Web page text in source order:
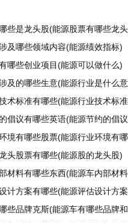
些是龙头股(能源股票有哪些龙
及哪些领域内容(能源绩效指标)
哪些创业项目(能源可以做什么)
及的哪些生意(能源行业是什么
术标准有哪些(能源行业技术标
倡议有哪些英语(能源节约的倡
境有哪些股票(能源行业环境有
头股票有哪些(能源股的龙头股)
材料有哪些东西(能源车内部材
计方案有哪些(能源评估设计方
些品牌克斯(能源车有哪些品牌